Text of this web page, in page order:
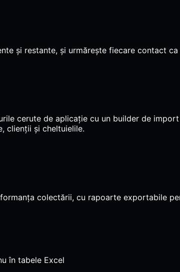
și restante, și urmărește fiecare contact
cerute de aplicație cu un builder de
clienții și cheltuielile.
colectării, cu rapoarte exportabile
în tabele Excel